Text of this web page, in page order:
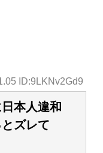
ID:9LKNv2Gd9
本人違和
ズレて